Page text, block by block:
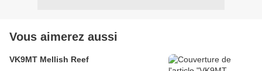
Vous aimerez aussi
VK9MT Mellish Reef